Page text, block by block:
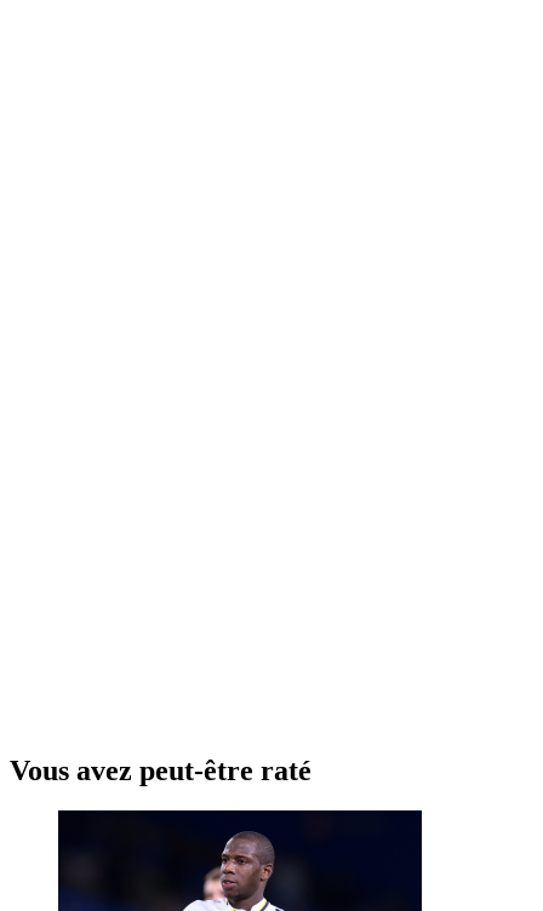
Vous avez peut-être raté